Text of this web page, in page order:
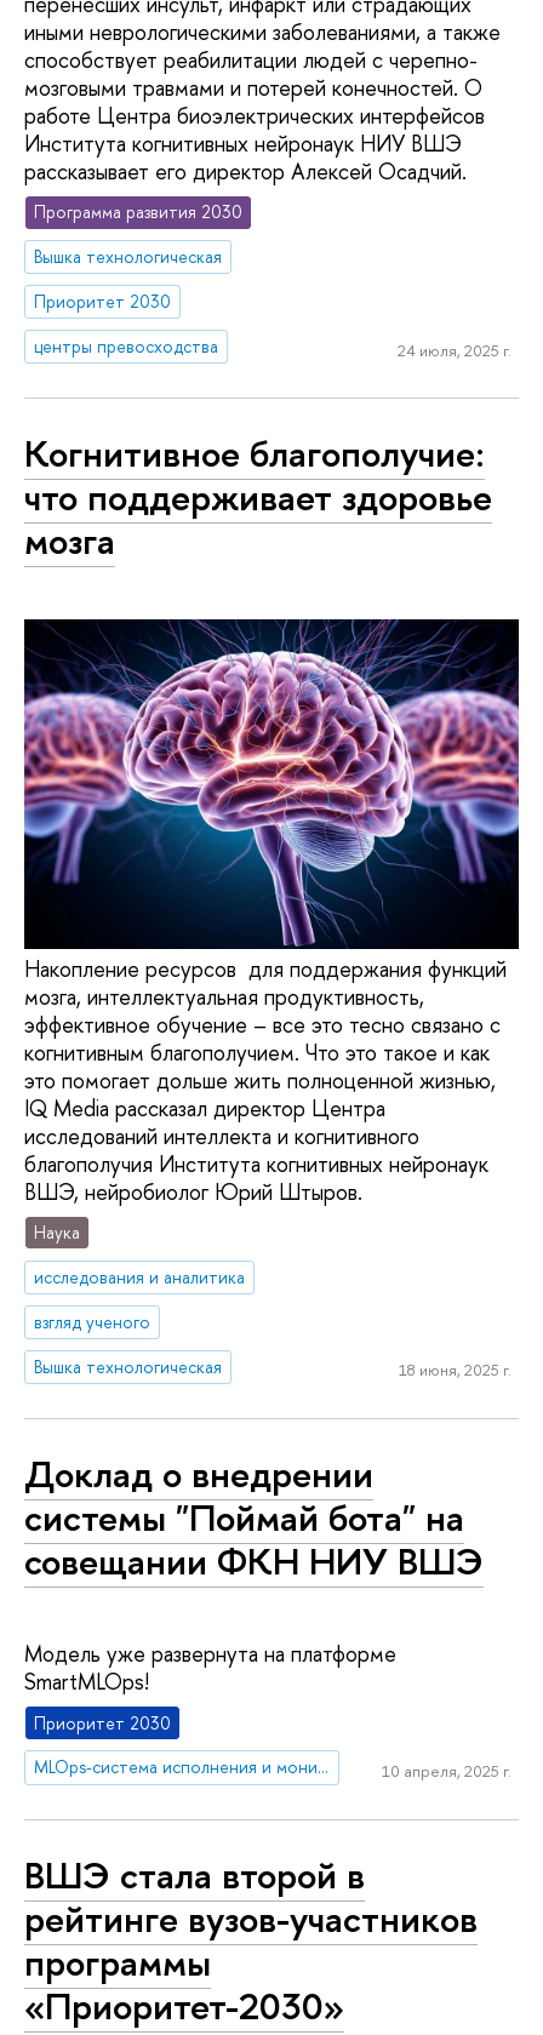
иными неврологическими заболеваниями, а также
способствует реабилитации людей с черепно-
мозговыми травмами и потерей конечностей. О
работе Центра биоэлектрических интерфейсов
Института когнитивных нейронаук НИУ ВШЭ
рассказывает его директор Алексей Осадчий.
Программа развития 2030
Вышка технологическая
Приоритет 2030
центры превосходства
24 июля, 2025 г.
Когнитивное благополучие:
что поддерживает здоровье
мозга
Накопление ресурсов для поддержания функций
мозга, интеллектуальная продуктивность,
эффективное обучение – все это тесно связано с
когнитивным благополучием. Что это такое и как
это помогает дольше жить полноценной жизнью,
IQ Media рассказал директор Центра
исследований интеллекта и когнитивного
благополучия Института когнитивных нейронаук
ВШЭ, нейробиолог Юрий Штыров.
Наука
исследования и аналитика
взгляд ученого
Вышка технологическая
18 июня, 2025 г.
Доклад о внедрении
системы "Поймай бота" на
совещании ФКН НИУ ВШЭ
Модель уже развернута на платформе
SmartMLOps!
Приоритет 2030
MLOps-система исполнения и мониторинга ИИ-моделей
10 апреля, 2025 г.
ВШЭ стала второй в
рейтинге вузов-участников
программы
«Приоритет-2030»